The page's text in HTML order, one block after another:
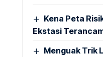
Kena Peta
Ekstasi
Menguak Trik